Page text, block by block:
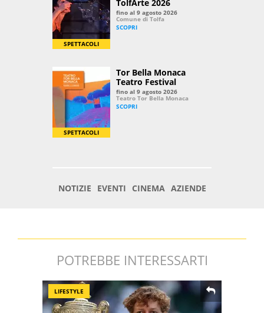
POTREBBE INTERESSARTI
LIFESTYLE